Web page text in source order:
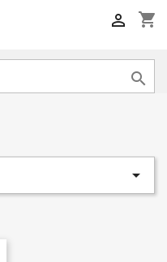
shopping_cart


